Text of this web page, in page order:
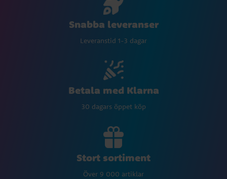
Snabba leveranser
Leveranstid 1-3 dagar
Betala med Klarna
30 dagars öppet köp
Stort sortiment
Över 9 000 artiklar